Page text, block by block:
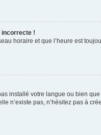
incorrecte !
horaire et que l’heure est
installé votre langue ou bien
n’existe pas, n’hésitez pas à